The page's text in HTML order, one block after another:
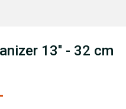
13'' - 32 cm